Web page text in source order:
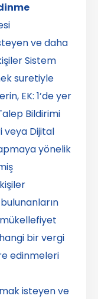
ve daha
Sistem
suretiyle
EK: 1’de yer
Bildirimi
veya Dijital
yönelik
bir vergi
edinmeleri
isteyen ve